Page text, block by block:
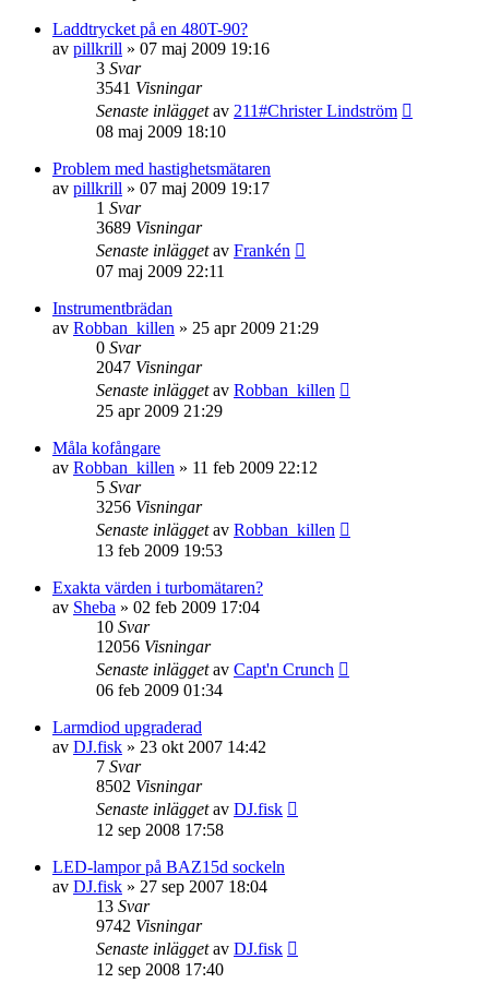
Laddtrycket på en 480T-90?
av pillkrill » 07 maj 2009 19:16
3 Svar
3541 Visningar
Senaste inläggetav 211#Christer Lindström
08 maj 2009 18:10
Problem med hastighetsmätaren
av pillkrill » 07 maj 2009 19:17
1 Svar
3689 Visningar
Senaste inläggetav Frankén
07 maj 2009 22:11
Instrumentbrädan
av Robban_killen » 25 apr 2009 21:29
0 Svar
2047 Visningar
Senaste inläggetav Robban_killen
25 apr 2009 21:29
Måla kofångare
av Robban_killen » 11 feb 2009 22:12
5 Svar
3256 Visningar
Senaste inläggetav Robban_killen
13 feb 2009 19:53
Exakta värden i turbomätaren?
av Sheba » 02 feb 2009 17:04
10 Svar
12056 Visningar
Senaste inläggetav Capt'n Crunch
06 feb 2009 01:34
Larmdiod upgraderad
av DJ.fisk » 23 okt 2007 14:42
7 Svar
8502 Visningar
Senaste inläggetav DJ.fisk
12 sep 2008 17:58
LED-lampor på BAZ15d sockeln
av DJ.fisk » 27 sep 2007 18:04
13 Svar
9742 Visningar
Senaste inläggetav DJ.fisk
12 sep 2008 17:40